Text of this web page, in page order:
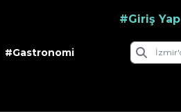
#Giriş Yap
#Gastronomi